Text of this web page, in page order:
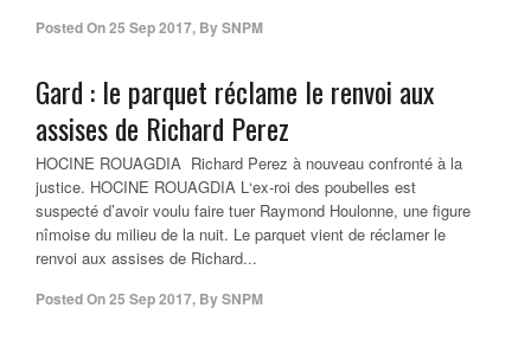
Posted On25 Sep 2017, BySNPM
Gard : le parquet réclame le renvoi aux
assises de Richard Perez
HOCINE ROUAGDIA Richard Perez à nouveau confronté à la
justice. HOCINE ROUAGDIA L‘ex-roi des poubelles est
suspecté d’avoir voulu faire tuer Raymond Houlonne, une figure
nîmoise du milieu de la nuit. Le parquet vient de réclamer le
renvoi aux assises de Richard...
Posted On25 Sep 2017, BySNPM